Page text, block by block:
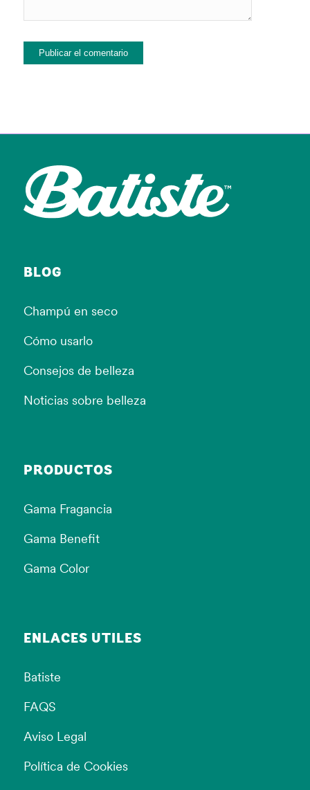
BLOG
Champú en seco
Cómo usarlo
Consejos de belleza
Noticias sobre belleza
PRODUCTOS
Gama Fragancia
Gama Benefit
Gama Color
ENLACES ÚTILES
Batiste
FAQS
Aviso Legal
Política de Cookies